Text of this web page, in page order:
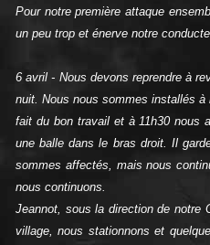
Pour notre première attaque
un peu trop et énerve notre
6 avril ‑ Nous devons reprendre à
nuit. Nous nous sommes installés à
fait du bon travail et à 11h30 nous
une balle dans le bras droit. Il
sommes affectés, mais nous
nous continuons.
Jeannot, sous la direction de notre
village, nous stationnons et